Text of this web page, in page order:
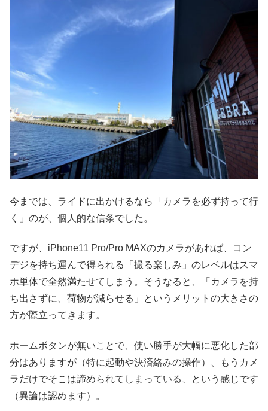
今までは、ライドに出かけるなら「カメラを必ず持って行
く」のが、個人的な信条でした。
ですが、iPhone11 Pro/Pro MAXのカメラがあれば、コン
デジを持ち運んで得られる「撮る楽しみ」のレベルはスマ
ホ単体で全然満たせてしまう。そうなると、「カメラを持
ち出さずに、荷物が減らせる」というメリットの大きさの
方が際立ってきます。
ホームボタンが無いことで、使い勝手が大幅に悪化した部
分はありますが（特に起動や決済絡みの操作）、もうカメ
ラだけでそこは諦められてしまっている、という感じです
（異論は認めます）。